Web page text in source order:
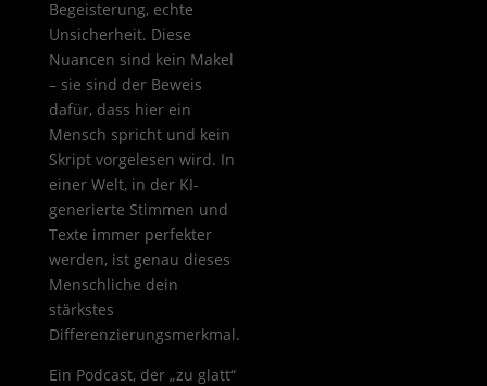
Begeisterung, echte
Unsicherheit. Diese
Nuancen sind kein Makel
– sie sind der Beweis
dafür, dass hier ein
Mensch spricht und kein
Skript vorgelesen wird. In
einer Welt, in der KI-
generierte Stimmen und
Texte immer perfekter
werden, ist genau dieses
Menschliche dein
stärkstes
Differenzierungsmerkmal.
Ein Podcast, der „zu glatt“